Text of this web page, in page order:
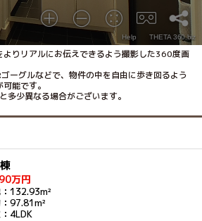
りリアルにお伝えできるよう撮影した360度画
ーグルなどで、物件の中を自由に歩き回るよう
能です。
少異なる場合がございます。
万円
132.93m²
97.81m²
4LDK